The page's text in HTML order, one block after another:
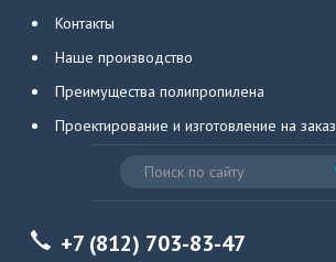
Контакты
Наше производство
Преимущества полипропилена
Проектирование и изготовление на заказ
+7 (812) 703-83-47